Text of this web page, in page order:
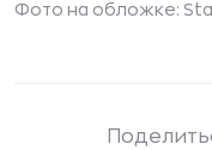
Фото на обложке: